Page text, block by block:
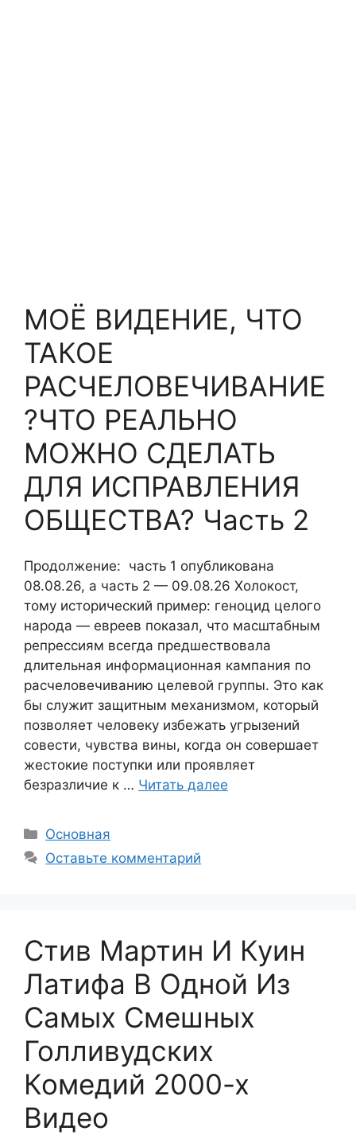
МОЁ ВИДЕНИЕ, ЧТО
ТАКОЕ
РАСЧЕЛОВЕЧИВАНИЕ
?ЧТО РЕАЛЬНО
МОЖНО СДЕЛАТЬ
ДЛЯ ИСПРАВЛЕНИЯ
ОБЩЕСТВА? Часть 2
Продолжение: часть 1 опубликована
08.08.26, а часть 2 — 09.08.26 Холокост,
тому исторический пример: геноцид целого
народа — евреев показал, что масштабным
репрессиям всегда предшествовала
длительная информационная кампания по
расчеловечиванию целевой группы. Это как
бы служит защитным механизмом, который
позволяет человеку избежать угрызений
совести, чувства вины, когда он совершает
жестокие поступки или проявляет
безразличие к … Читать далее
Рубрики
Основная
Оставьте комментарий
Стив Мартин И Куин
Латифа В Одной Из
Самых Смешных
Голливудских
Комедий 2000-х
Видео